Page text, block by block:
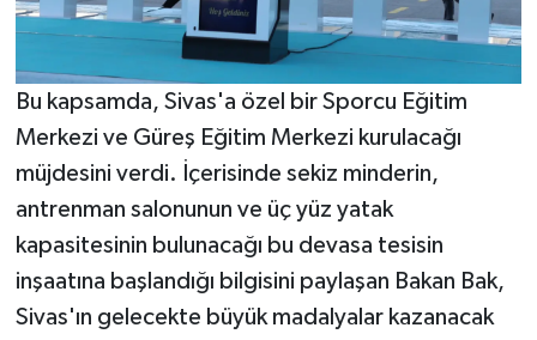
Bu kapsamda, Sivas'a özel bir Sporcu Eğitim
Merkezi ve Güreş Eğitim Merkezi kurulacağı
müjdesini verdi. İçerisinde sekiz minderin,
antrenman salonunun ve üç yüz yatak
kapasitesinin bulunacağı bu devasa tesisin
inşaatına başlandığı bilgisini paylaşan Bakan Bak,
Sivas'ın gelecekte büyük madalyalar kazanacak